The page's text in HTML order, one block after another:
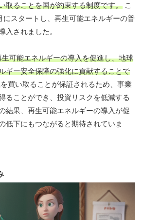
取ることを国が約束する制度です。 こ
にスタートし、再生可能エネルギーの普
入されました。
可能エネルギーの導入を促進し、地球
ギー安全保障の強化に貢献することで
買い取ることが保証されるため、事業
ることができ、投資リスクを低減する
結果、再生可能エネルギーの導入が促
低下にもつながると期待されていま